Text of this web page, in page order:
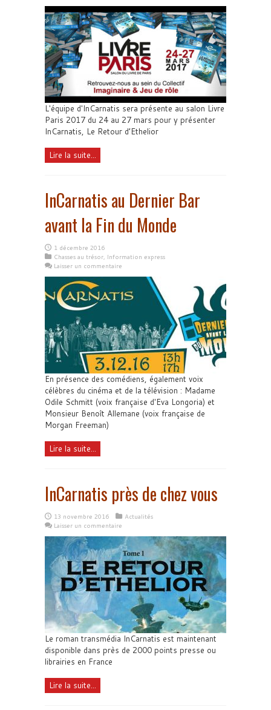
L'équipe d'InCarnatis sera présente au salon Livre
Paris 2017 du 24 au 27 mars pour y présenter
InCarnatis, Le Retour d’Ethelior
Lire la suite...
InCarnatis au Dernier Bar
avant la Fin du Monde
1 décembre 2016
Chasses au trésor, Information express
Laisser un commentaire
En présence des comédiens, également voix
célèbres du cinéma et de la télévision : Madame
Odile Schmitt (voix française d'Eva Longoria) et
Monsieur Benoît Allemane (voix française de
Morgan Freeman)
Lire la suite...
InCarnatis près de chez vous
13 novembre 2016
Actualités
Laisser un commentaire
Le roman transmédia InCarnatis est maintenant
disponible dans près de 2000 points presse ou
librairies en France
Lire la suite...